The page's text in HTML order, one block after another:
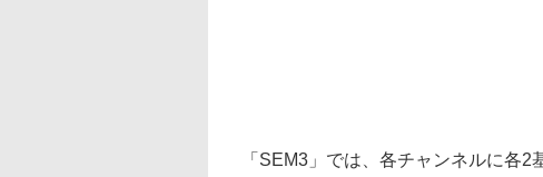
「SEM3」では、各チャンネルに各